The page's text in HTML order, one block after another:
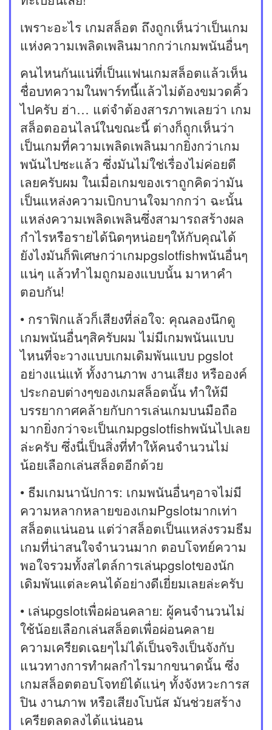
เพราะอะไร เกมสล็อต ถึงถูกเห็นว่าเป็นเกม
แห่งความเพลิดเพลินมากกว่าเกมพนันอื่นๆ
คนไหนกันแน่ที่เป็นแฟนเกมสล็อตแล้วเห็น
ชื่อบทความในพาร์ทนี้แล้วไม่ต้องขมวดคิ้ว
ไปครับ ฮ่า… แต่จำต้องสารภาพเลยว่า เกม
สล็อตออนไลน์ในขณะนี้ ต่างก็ถูกเห็นว่า
เป็นเกมที่ความเพลิดเพลินมากยิ่งกว่าเกม
พนันไปซะแล้ว ซึ่งมันไม่ใช่เรื่องไม่ค่อยดี
เลยครับผม ในเมื่อเกมของเราถูกคิดว่ามัน
เป็นแหล่งความเบิกบานใจมากกว่า ฉะนั้น
แหล่งความเพลิดเพลินซึ่งสามารถสร้างผล
กำไรหรือรายได้นิดๆหน่อยๆให้กับคุณได้
ยังไงมันก็พิเศษกว่าเกมpgslotfishพนันอื่นๆ
แน่ๆ แล้วทำไมถูกมองแบบนั้น มาหาคำ
ตอบกัน!
• กราฟิกแล้วก็เสียงที่ล่อใจ: คุณลองนึกดู
เกมพนันอื่นๆสิครับผม ไม่มีเกมพนันแบบ
ไหนที่จะวางแบบเกมเดิมพันแบบ pgslot
อย่างแน่แท้ ทั้งงานภาพ งานเสียง หรือองค์
ประกอบต่างๆของเกมสล็อตนั้น ทำให้มี
บรรยากาศคล้ายกับการเล่นเกมบนมือถือ
มากยิ่งกว่าจะเป็นเกมpgslotfishพนันไปเลย
ล่ะครับ ซึ่งนี่เป็นสิ่งที่ทำให้คนจำนวนไม่
น้อยเลือกเล่นสล็อตอีกด้วย
• ธีมเกมนานัปการ: เกมพนันอื่นๆอาจไม่มี
ความหลากหลายของเกมPgslotมากเท่า
สล็อตแน่นอน แต่ว่าสล็อตเป็นแหล่งรวมธีม
เกมที่น่าสนใจจำนวนมาก ตอบโจทย์ความ
พอใจรวมทั้งสไตล์การเล่นpgslotของนัก
เดิมพันแต่ละคนได้อย่างดีเยี่ยมเลยล่ะครับ
• เล่นpgslotเพื่อผ่อนคลาย: ผู้คนจำนวนไม่
ใช้น้อยเลือกเล่นสล็อตเพื่อผ่อนคลาย
ความเครียดเฉยๆไม่ได้เป็นจริงเป็นจังกับ
แนวทางการทำผลกำไรมากขนาดนั้น ซึ่ง
เกมสล็อตตอบโจทย์ได้แน่ๆ ทั้งจังหวะการส
ปิน งานภาพ หรือเสียงโบนัส มันช่วยสร้าง
เครียดลดลงได้แน่นอน